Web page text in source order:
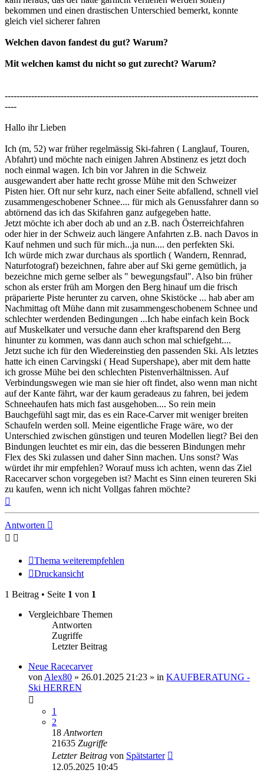
bekommen und einen drastischen Unterschied bemerkt, konnte
gleich viel sicherer fahren
Welchen davon fandest du gut? Warum?
Mit welchen kamst du nicht so gut zurecht? Warum?
--------------------------------------------------------------------------------------
----
Hallo ihr Lieben
Ich (m, 52) war früher regelmässig Ski-fahren ( Langlauf, Touren,
Abfahrt) und möchte nach einigen Jahren Abstinenz es jetzt doch
noch einmal wagen. Ich bin vor Jahren in die Schweiz
ausgewandert aber hatte recht grosse Mühe mit den Schweizer
Pisten hier. Oft nur sehr kurz, nach einer Seite abfallend, schnell viel
zusammengeschobener Schnee.... für mich als Genussfahrer dann so
abtörnend das ich das Skifahren ganz aufgegeben hatte.
Jetzt möchte ich aber doch ab und an z.B. nach Österreichfahren
oder hier in der Schweiz auch längere Anfahrten z.B. nach Davos in
Kauf nehmen und such für mich...ja nun.... den perfekten Ski.
Ich würde mich zwar durchaus als sportlich ( Wandern, Rennrad,
Naturfotograf) bezeichnen, fahre aber auf Ski gerne gemütlich, ja
bezeichne mich gerne selber als " bewegungsfaul". Also bin früher
schon als erster früh am Morgen den Berg hinauf um die frisch
präparierte Piste herunter zu carven, ohne Skistöcke ... hab aber am
Nachmittag oft Mühe dann mit zusammengeschobenem Schnee und
schlechter werdenden Bedingungen ...Ich habe einfach kein Bock
auf Muskelkater und versuche dann eher kraftsparend den Berg
hinunter zu kommen, was dann auch schon mal schiefgeht....
Jetzt suche ich für den Wiedereinstieg den passenden Ski. Als letztes
hatte ich einen Carvingski ( Head Supershape), aber mit dem hatte
ich grosse Mühe bei den schlechten Pistenverhältnissen. Auf
Verbindungswegen wie man sie hier oft findet, also wenn man nicht
auf der Kante fährt, war der kaum geradeaus zu fahren, bei jedem
Schneehaufen hats mich fast ausgehoben.... So rein mein
Bauchgefühl sagt mir, das es ein Race-Carver mit weniger breiten
Schaufeln werden soll. Meine eigentliche Frage wäre, wo der
Unterschied zwischen günstigen und teuren Modellen liegt? Bei den
Bindungen leuchtet es mir ein, das die besseren Bindungen mehr
Flex des Ski zulassen und daher Sinn machen. Uns sonst? Was
würdet ihr mir empfehlen? Worauf muss ich achten, wenn das Ziel
Racecarver schon vorgegeben ist? Macht es Sinn einen teureren Ski
zu kaufen, wenn ich nicht Vollgas fahren möchte?
Antworten
Thema weiterempfehlen
Druckansicht
1 Beitrag • Seite 1 von 1
Vergleichbare Themen
Antworten
Zugriffe
Letzter Beitrag
Neue Racecarver
von Alex80 » 26.01.2025 21:23 » in KAUFBERATUNG -
Ski HERREN
1
2
18 Antworten
21635 Zugriffe
Letzter Beitrag von Spätstarter
12.05.2025 10:45